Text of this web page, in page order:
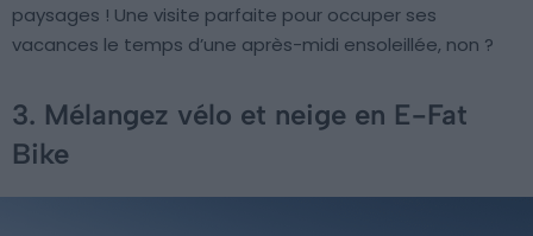
paysages ! Une visite parfaite pour occuper ses
vacances le temps d’une après-midi ensoleillée, non ?
3. Mélangez vélo et neige en E-Fat
Bike